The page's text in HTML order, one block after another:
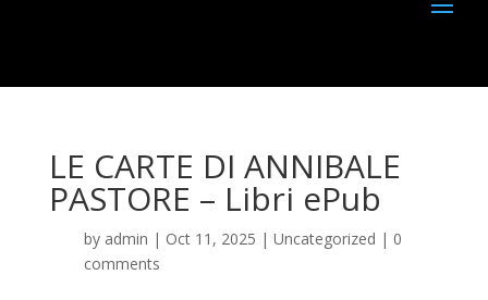
LE CARTE DI ANNIBALE
PASTORE – Libri ePub
by admin | Oct 11, 2025 | Uncategorized | 0
comments